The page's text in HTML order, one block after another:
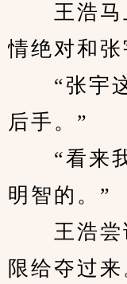
王浩马
情绝对和张
“张宇这
后手。”
“看来我
明智的。”
王浩尝
限给夺过来